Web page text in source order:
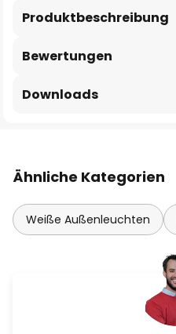
Produktbeschreibung
Bewertungen
Downloads
Ähnliche Kategorien
Weiße Außenleuchten